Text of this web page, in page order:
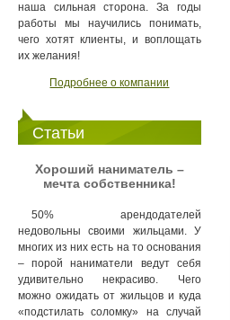
наша сильная сторона. За годы
работы мы научились понимать,
чего хотят клиенты, и воплощать
их желания!
Подробнее о компании
Статьи
Хороший наниматель –
мечта собственника!
50% арендодателей
недовольны своими жильцами. У
многих из них есть на то основания
– порой наниматели ведут себя
удивительно некрасиво. Чего
можно ожидать от жильцов и куда
«подстилать соломку» на случай